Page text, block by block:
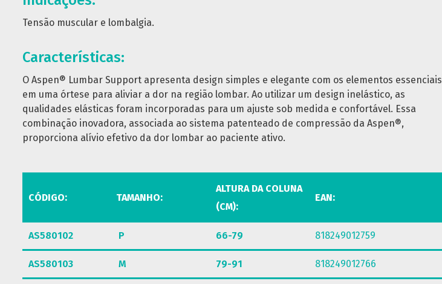
Tensão muscular e lombalgia.
Características:
O Aspen® Lumbar Support apresenta design simples e elegante com os elementos essenciais
em uma órtese para aliviar a dor na região lombar. Ao utilizar um design inelástico, as
qualidades elásticas foram incorporadas para um ajuste sob medida e confortável. Essa
combinação inovadora, associada ao sistema patenteado de compressão da Aspen®,
proporciona alívio efetivo da dor lombar ao paciente ativo.
CÓDIGO: TAMANHO:
ALTURA DA COLUNA
(CM):
EAN:
AS580102 P 66-79 818249012759
AS580103 M 79-91 818249012766